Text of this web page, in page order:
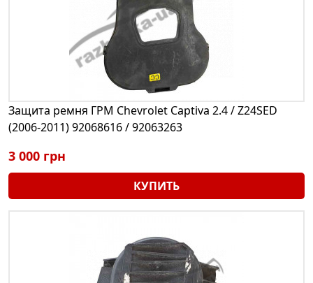
Защита ремня ГРМ Chevrolet Captiva 2.4 / Z24SED
(2006-2011) 92068616 / 92063263
3 000 грн
КУПИТЬ